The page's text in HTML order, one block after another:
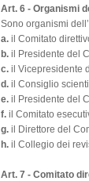
Art. 6 - Organismi
Sono organismi
a. il Comitato
b. il Presidente del
c. il Vicepresidente
d. il Consiglio
e. il Presidente del
f. il Comitato
g. il Direttore del
h. il Collegio dei
Art. 7 - Comitato